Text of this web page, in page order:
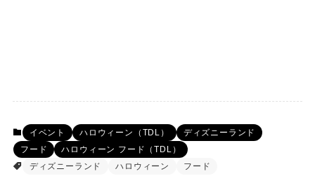
イベント ハロウィーン（TDL）
ディズニーランド
フード
ハロウィーン フード（TDL）
ディズニーランド
ハロウィーン フード